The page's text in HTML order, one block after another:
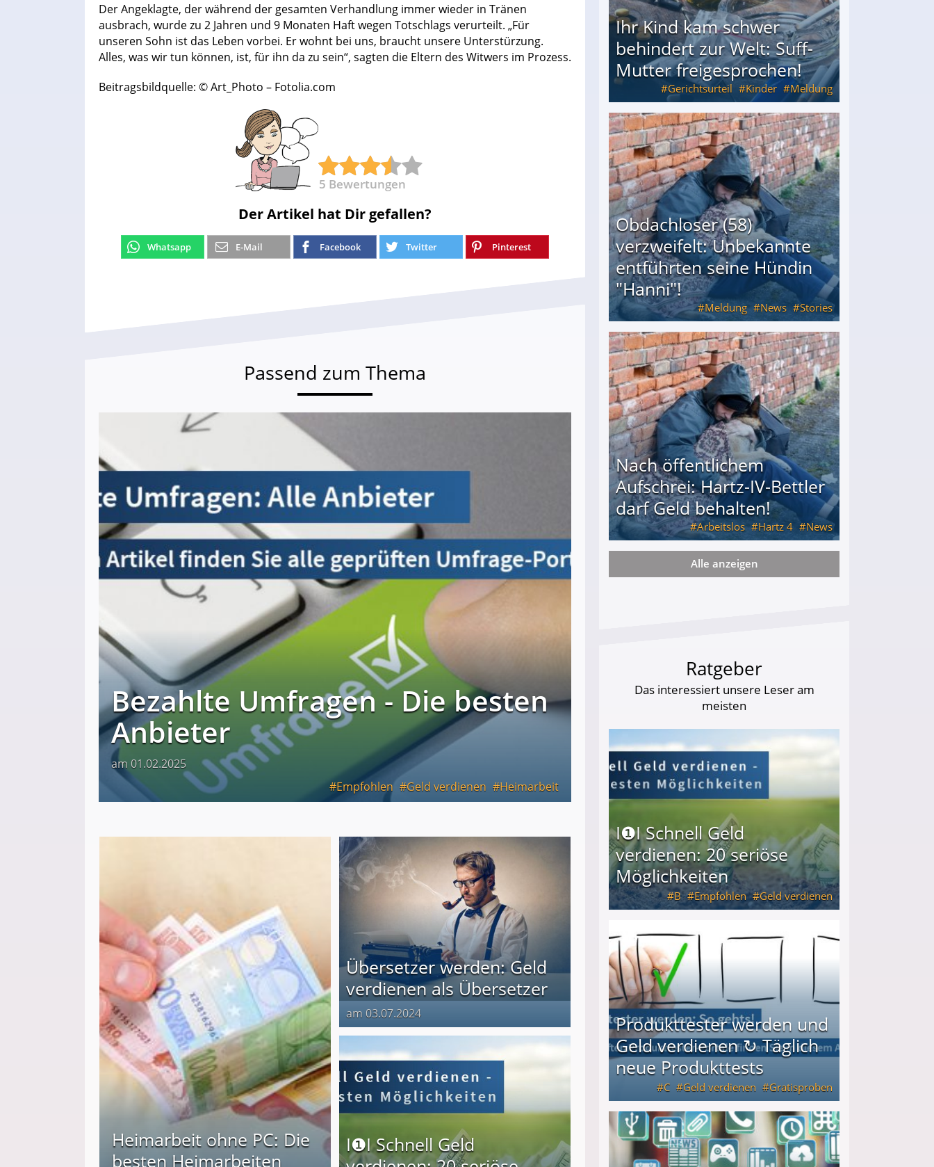
Der Angeklagte, der während der gesamten Verhandlung immer wieder in Tränen
ausbrach, wurde zu 2 Jahren und 9 Monaten Haft wegen Totschlags verurteilt. „Für
unseren Sohn ist das Leben vorbei. Er wohnt bei uns, braucht unsere Unterstürzung.
Alles, was wir tun können, ist, für ihn da zu sein“, sagten die Eltern des Witwers im Prozess.
Beitragsbildquelle: © Art_Photo – Fotolia.com
5 Bewertungen
Der Artikel hat Dir gefallen?
Whatsapp E-Mail Facebook Twitter Pinterest
Passend zum Thema
Bezahlte Umfragen - Die besten
Anbieter
am 01.02.2025
Empfohlen
Geld verdienen Heimarbeit
Heimarbeit ohne PC: Die
besten Heimarbeiten
Übersetzer werden: Geld
verdienen als Übersetzer
am 03.07.2024
I❶I Schnell Geld
Ihr Kind kam schwer
behindert zur Welt: Suff-
Mutter freigesprochen!
Gerichtsurteil Kinder Meldung
Ihr Kind kam schwer behindert zur Welt: Suff-Mutter freigesprochen!
Obdachloser (58)
verzweifelt: Unbekannte
entführten seine Hündin
"Hanni"!
Meldung News Stories
Obdachloser (58) verzweifelt: Unbekannte entführten seine Hündin "Hanni"!
Nach öffentlichem
Aufschrei: Hartz-IV-Bettler
darf Geld behalten!
Arbeitslos Hartz 4 News
Nach öffentlichem Aufschrei: Hartz-IV-Bettler darf Geld behalten!
Alle anzeigen
Ratgeber
Das interessiert unsere Leser am
meisten
I❶I Schnell Geld
verdienen: 20 seriöse
Möglichkeiten
B Empfohlen Geld verdienen
I❶I Schnell Geld verdienen: 20 seriöse Möglichkeiten
Produkttester werden und
Geld verdienen ↻ Täglich
neue Produkttests
C Geld verdienen Gratisproben
Produkttester werden und Geld verdienen ↻ Täglich neue Produkttests